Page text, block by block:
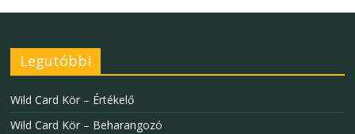
Legutóbbi
Wild Card Kör – Értékelő
Wild Card Kör – Beharangozó